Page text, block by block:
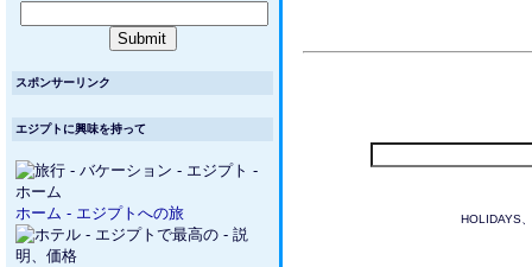
スポンサーリンク
エジプトに興味を持って
ホーム - エジプトへの旅 HOLIDAYS